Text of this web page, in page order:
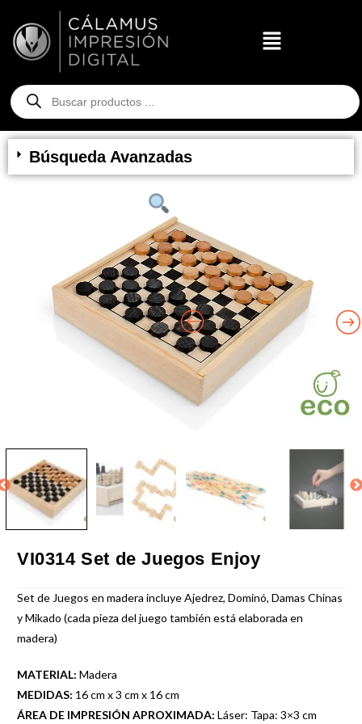
Búsqueda Avanzadas
VI0314 Set de Juegos Enjoy
Set de Juegos en madera incluye Ajedrez, Dominó, Damas Chinas
y Mikado (cada pieza del juego también está elaborada en
madera)
MATERIAL: Madera
MEDIDAS: 16 cm x 3 cm x 16 cm
ÁREA DE IMPRESIÓN APROXIMADA: Láser: Tapa: 3×3 cm